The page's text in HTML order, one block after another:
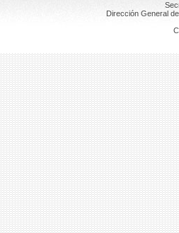
Dirección General